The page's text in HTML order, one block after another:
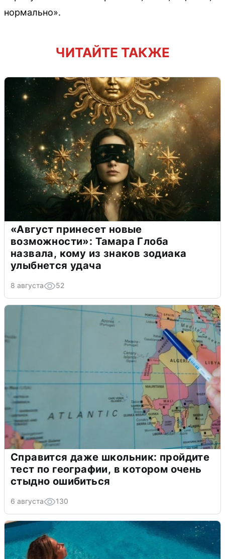
нормально».
ЧИТАЙТЕ ТАКЖЕ
«Август принесет новые
возможности»: Тамара Глоба
назвала, кому из знаков зодиака
улыбнется удача
8 августа 52
Справится даже школьник: пройдите
тест по географии, в котором очень
стыдно ошибиться
6 августа 130